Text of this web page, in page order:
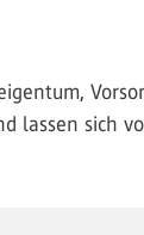
lassen sich